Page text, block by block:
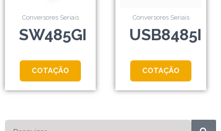
Conversores Seriais
SW485GI
COTAÇÃO
Conversores Seriais
USB8485I
COTAÇÃO